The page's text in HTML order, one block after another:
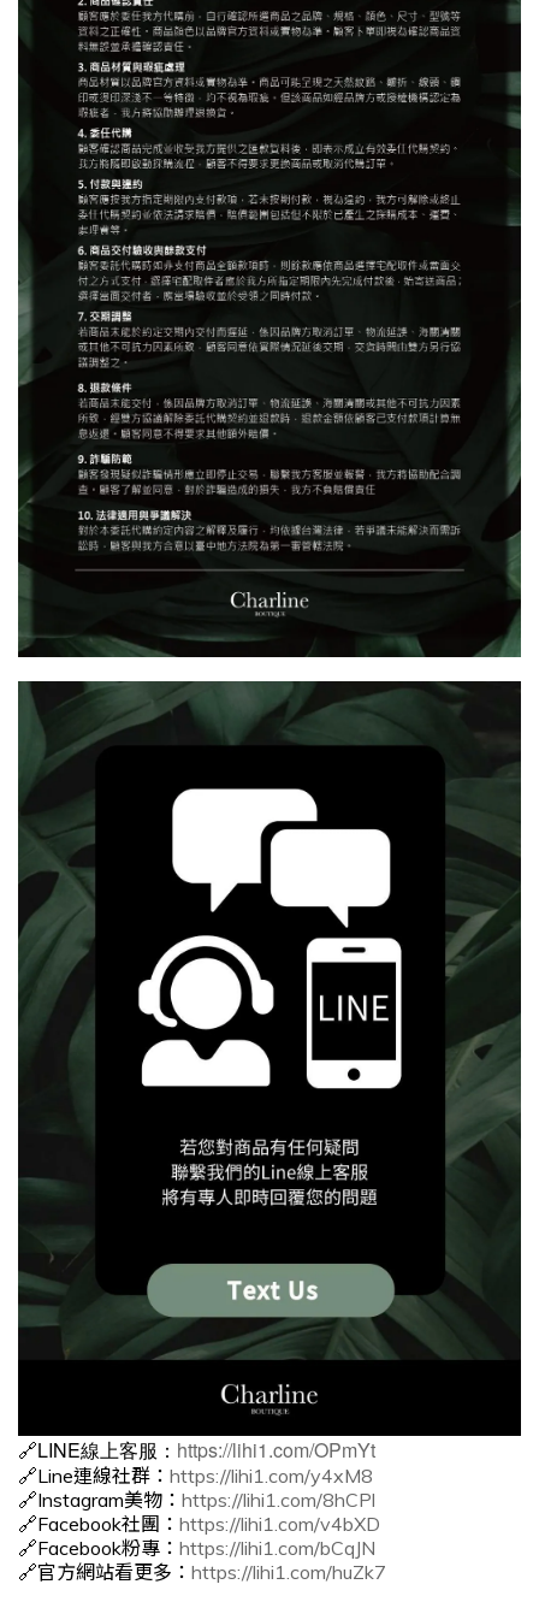
🔗LINE線上客服： https://lihi1.com/OPmYt
🔗Line連線社群： https://lihi1.com/y4xM8
🔗Instagram美物： https://lihi1.com/8hCPl
🔗Facebook社團： https://lihi1.com/v4bXD
🔗Facebook粉專： https://lihi1.com/bCqJN
🔗官方網站看更多： https://lihi1.com/huZk7